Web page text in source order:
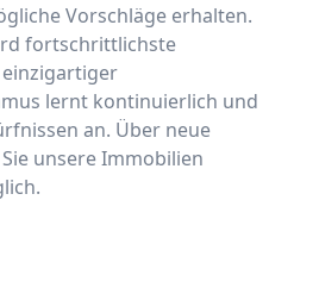
Vorschläge erhalten.
fortschrittlichste
lernt kontinuierlich und
an. Über neue
unsere Immobilien